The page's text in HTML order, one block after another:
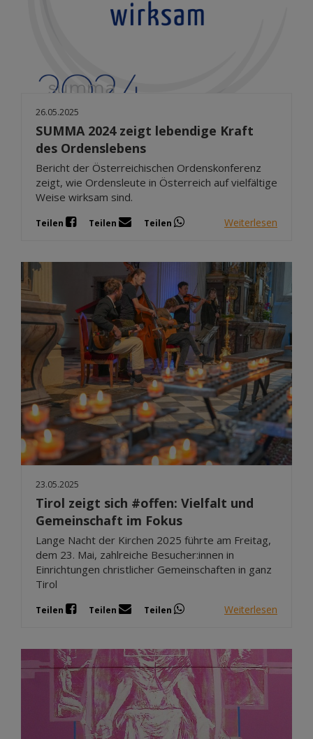
26.05.2025
SUMMA 2024 zeigt lebendige Kraft
des Ordenslebens
Bericht der Österreichischen Ordenskonferenz
zeigt, wie Ordensleute in Österreich auf vielfältige
Weise wirksam sind.
Teilen Teilen Teilen Weiterlesen
23.05.2025
Tirol zeigt sich #offen: Vielfalt und
Gemeinschaft im Fokus
Lange Nacht der Kirchen 2025 führte am Freitag,
dem 23. Mai, zahlreiche Besucher:innen in
Einrichtungen christlicher Gemeinschaften in ganz
Tirol
Teilen Teilen Teilen Weiterlesen